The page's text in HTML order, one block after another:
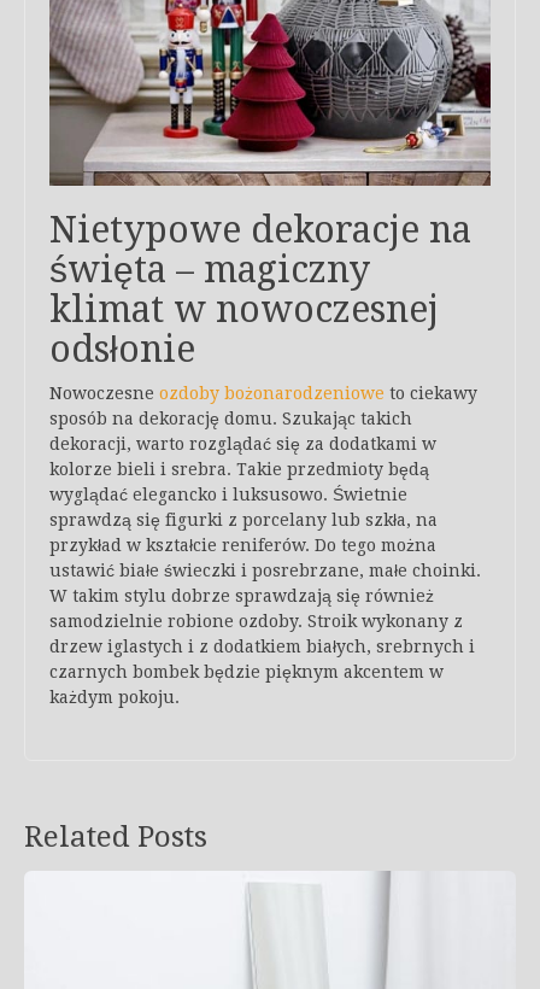
Nietypowe dekoracje na
święta – magiczny
klimat w nowoczesnej
odsłonie
Nowoczesne ozdoby bożonarodzeniowe to ciekawy
sposób na dekorację domu. Szukając takich
dekoracji, warto rozglądać się za dodatkami w
kolorze bieli i srebra. Takie przedmioty będą
wyglądać elegancko i luksusowo. Świetnie
sprawdzą się figurki z porcelany lub szkła, na
przykład w kształcie reniferów. Do tego można
ustawić białe świeczki i posrebrzane, małe choinki.
W takim stylu dobrze sprawdzają się również
samodzielnie robione ozdoby. Stroik wykonany z
drzew iglastych i z dodatkiem białych, srebrnych i
czarnych bombek będzie pięknym akcentem w
każdym pokoju.
Related Posts